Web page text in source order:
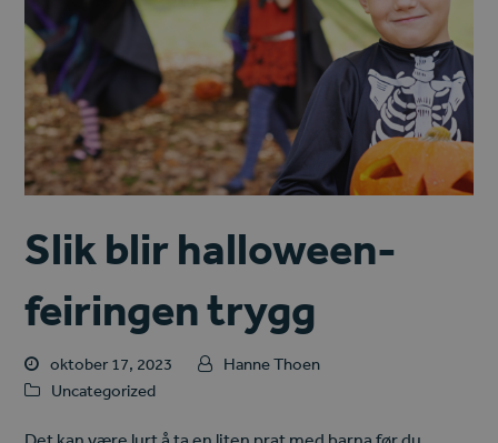
Slik blir halloween-
feiringen trygg
oktober 17, 2023
Hanne Thoen
Uncategorized